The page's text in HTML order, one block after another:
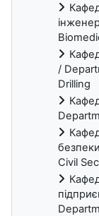
/
Drilling
Civil